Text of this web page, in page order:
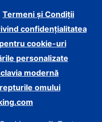
Termeni și Condiții
confidențialitatea
cookie-uri
personalizate
modernă
omului